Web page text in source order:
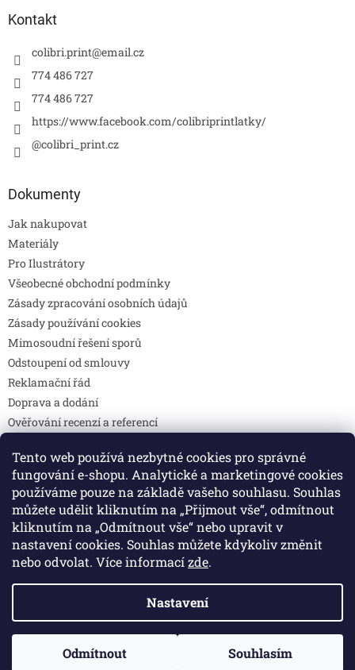
Tento web používá nezbytné cookies pro správné
fungování e-shopu. Analytické a marketingové cookies
používáme pouze na základě vašeho souhlasu. Souhlas
můžete udělit kliknutím na „Přijmout vše“, odmítnout
kliknutím na „Odmítnout vše“ nebo upravit v
nastavení cookies. Souhlas můžete kdykoliv změnit
nebo odvolat. Více informacízde.
Nastavení
Odmítnout Souhlasím
Kontakt
colibri.print@email.cz
774 486 727
774 486 727
https://www.facebook.com/colibriprintlatky/
@colibri_print.cz
Dokumenty
Jak nakupovat
Materiály
Pro Ilustrátory
Všeobecné obchodní podmínky
Zásady zpracování osobních údajů
Zásady používání cookies
Mimosoudní řešení sporů
Odstoupení od smlouvy
Reklamační řád
Doprava a dodání
Ověřování recenzí a referencí
Prohlášení o shodě
Způsoby platby
DOTAZY
Kontakty
Copyright 2026Colibri print. Všechna práva vyhrazena.
Upravit nastavení cookies